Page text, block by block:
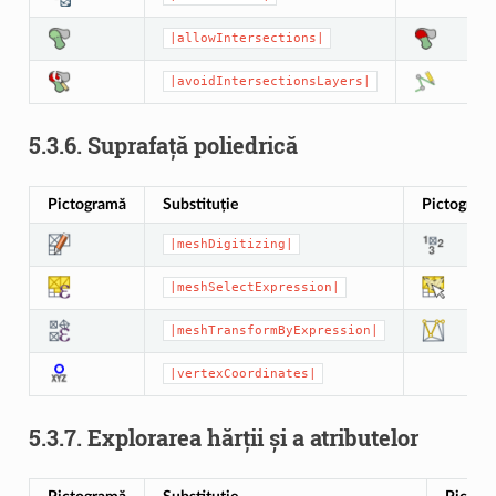
|allowIntersections|
|avoidIntersectionsLayers|
5.3.6. Suprafață poliedrică
Pictogramă Substituție
|meshDigitizing|
|meshSelectExpression|
|meshTransformByExpression|
|vertexCoordinates|
5.3.7. Explorarea hărții și a atributelor